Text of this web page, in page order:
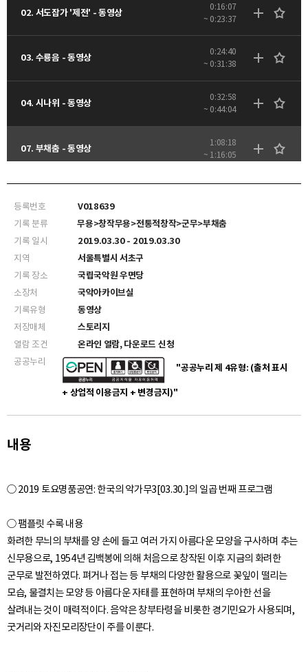
02. 서도잡가 '제전' - 동영상
0:16:07
~ 0:23:37
03. 수룡음 - 동영상
0:24:40
~ 0:31:38
04. 시나위 - 동영상
0:32:58
~ 0:44:04
07. 부채춤 - 동영상
1:08:18
~ 1:16:05
등록번호
V018639
기록 분류
무용>창작무용>전통적창작>군무>부채춤
기록 일시
2019.03.30 - 2019.03.30
지역
서울특별시 서초구
기록 장소
국립국악원 우면당
소장처
국악아카이브실
기록유형
동영상
저장매체
스토리지
열람 조건
온라인 열람, 다운로드 신청
공공누리
"공공누리 제 4유형: (출처 표시
+ 상업적 이용금지 + 변경금지)"
내용
○ 2019 토요명품공연: 한국의 악가무3[03.30.]의 일곱 번째 프로그램
○ 팸플릿 수록 내용
화려한 무늬의 부채를 양 손에 들고 여러 가지 아름다운 모양을 구사하며 추는
신무용으로, 1954년 김백봉에 의해 처음으로 창작된 이후 지금의 화려한
군무로 발전하였다. 펴거나 접는 등 부채의 다양한 활용으로 꽃잎이 떨리는
모습, 물결치는 모양 등 아름다운 자태를 표현하며 부채의 우아한 선을
살려내는 것이 매력적이다. 음악은 창부타령을 비롯한 경기민요가 사용되며,